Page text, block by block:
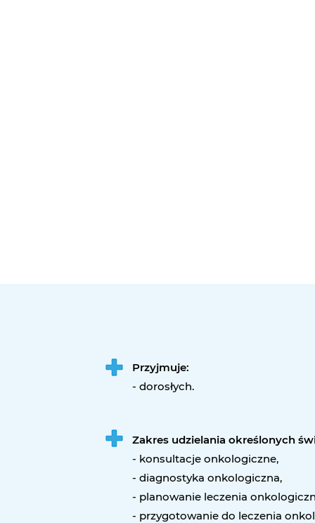
Przyjmuje:
- dorosłych.
Zakres udzielania określonych
- konsultacje onkologiczne,
- diagnostyka onkologiczna,
- planowanie leczenia
- przygotowanie do leczenia